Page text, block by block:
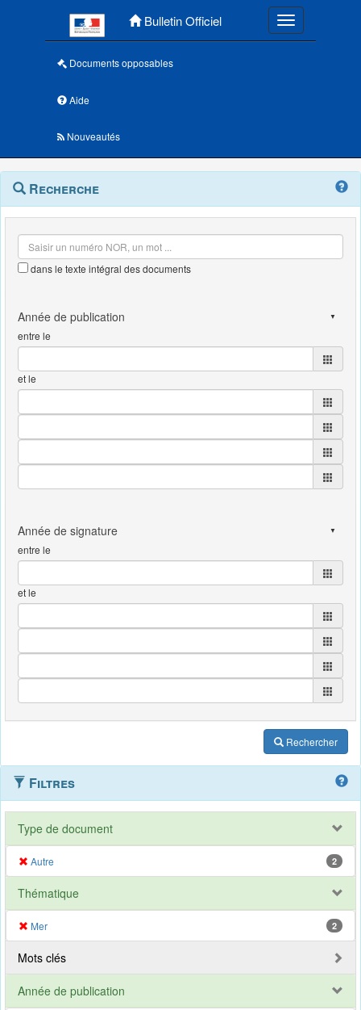
Bulletin Officiel Toggle
Documents opposables
Aide
Nouveautés
Navigation
outils
Menu
contextuel
Recherche
dans le texte intégral des documents
entre le
et le
entre le
et le
Rechercher
Filtres
Type de document
Autre 2
Thématique
Mer 2
Mots clés
Année de publication